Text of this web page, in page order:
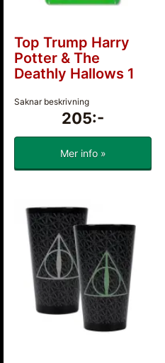
Top Trump Harry
Potter & The
Deathly Hallows 1
Saknar beskrivning
205:-
Mer info »